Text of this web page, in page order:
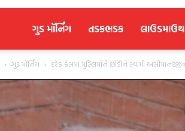
ગુડ મૉર્નિંગ તડકભડક લાઉડમાઉથ
ગુડ મૉર્નિંગ દરેક કેસમાં મુસ્લિમોને છોડીને સ્વામી